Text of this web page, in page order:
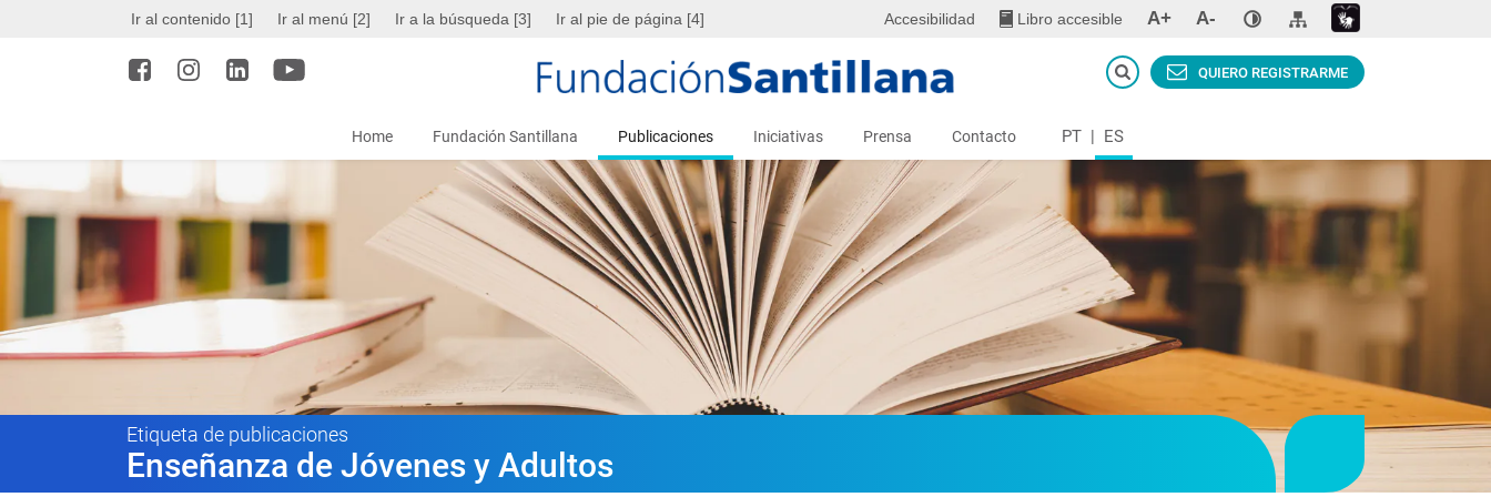
Ir al contenido [1] Ir al menú [2] Ir a la búsqueda [3] Ir al pie de página [4] Accesibilidad Libro accesible A+ A-
Home Fundación Santillana Publicaciones Iniciativas Prensa Contacto PT | ES
QUIERO REGISTRARME
Etiqueta de publicaciones
Enseñanza de Jóvenes y Adultos